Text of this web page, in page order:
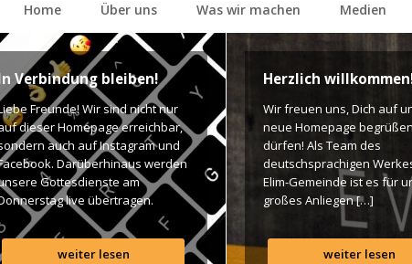
Home Über un Was wir machen Medien
Verbindung bleiben!
Freunde! Wir sind nicht nur
dieser Homepage erreichbar,
auch auf Instagram und
Darüberhinaus werden
Gottesdienste am
live übertragen.
findet Ihr dazu alle Links.
Gottes Segen! Live-Übertragung
http://ro.elim.at/live
weiter lesen
Herzlich
Wir freuen uns, Dich auf
neue Homepage
dürfen! Als Team des
deutschsprachigen
Elim-Gemeinde ist es für
großes Anliegen […]
weiter lesen